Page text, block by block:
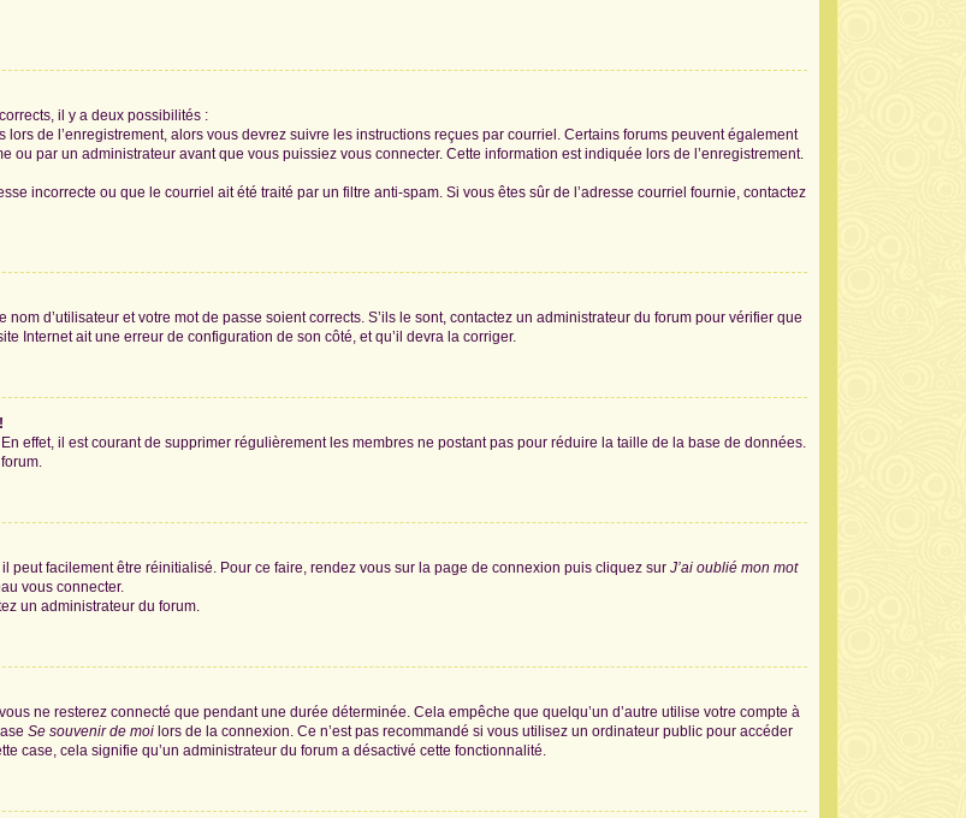
il y a deux possibilités :
de l’enregistrement, alors vous devrez suivre les instructions reçues par courriel. Certains forums peuvent également
par un administrateur avant que vous puissiez vous connecter. Cette information est indiquée lors de l’enregistrement.
incorrecte ou que le courriel ait été traité par un filtre anti-spam. Si vous êtes sûr de l’adresse courriel fournie, contactez
d’utilisateur et votre mot de passe soient corrects. S’ils le sont, contactez un administrateur du forum pour vérifier que
Internet ait une erreur de configuration de son côté, et qu’il devra la corriger.
effet, il est courant de supprimer régulièrement les membres ne postant pas pour réduire la taille de la base de données.
peut facilement être réinitialisé. Pour ce faire, rendez vous sur la page de connexion puis cliquez sur J’ai oublié mon mot
vous connecter.
un administrateur du forum.
ne resterez connecté que pendant une durée déterminée. Cela empêche que quelqu’un d’autre utilise votre compte à
Se souvenir de moi lors de la connexion. Ce n’est pas recommandé si vous utilisez un ordinateur public pour accéder
case, cela signifie qu’un administrateur du forum a désactivé cette fonctionnalité.